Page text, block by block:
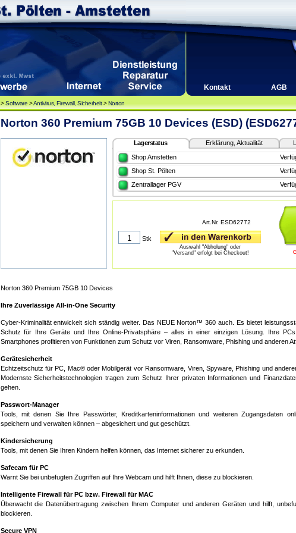
Kontakt AGB
>Software >Antivirus, Firewall, Sicherheit>Norton
Norton 360 Premium 75GB 10 Devices (ESD)
Lagerstatus Erklärung, Aktualität
Shop Amstetten
Shop St. Pölten
Zentrallager PGV
Art.Nr. ESD62772
Stk
Auswahl "Abholung" oder
"Versand" erfolgt bei Checkout!
Norton 360 Premium 75GB 10 Devices
Ihre Zuverlässige All-in-One Security
Cyber-Kriminalität entwickelt sich ständig weiter. Das NEUE Norton™ 360 auch. Es bietet
Schutz für Ihre Geräte und Ihre Online-Privatsphäre – alles in einer einzigen Lösung. Ihre
Smartphones profitieren von Funktionen zum Schutz vor Viren, Ransomware, Phishing und anderen
Gerätesicherheit
Echtzeitschutz für PC, Mac® oder Mobilgerät vor Ransomware, Viren, Spyware, Phishing und
Modernste Sicherheitstechnologien tragen zum Schutz Ihrer privaten Informationen und
gehen.
Passwort-Manager
Tools, mit denen Sie Ihre Passwörter, Kreditkarteninformationen und weiteren Zugangsdaten
speichern und verwalten können – abgesichert und gut geschützt.
Kindersicherung
Tools, mit denen Sie Ihren Kindern helfen können, das Internet sicherer zu erkunden.
Safecam für PC
Warnt Sie bei unbefugten Zugriffen auf Ihre Webcam und hilft Ihnen, diese zu blockieren.
Intelligente Firewall für PC bzw. Firewall für MAC
Überwacht die Datenübertragung zwischen Ihrem Computer und anderen Geräten und hilft,
blockieren.
Secure VPN